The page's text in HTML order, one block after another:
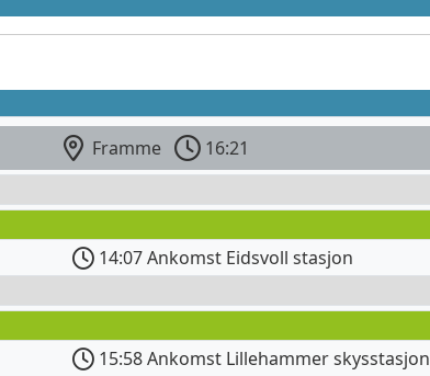
Framme
16:21
14:07 Ankomst Eidsvoll stasjon
15:58 Ankomst Lillehammer skysstasjon